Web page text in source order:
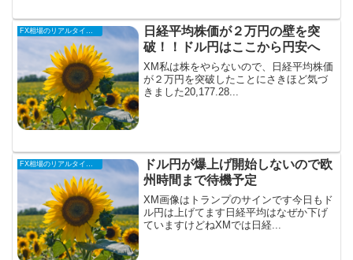
FX相場のリアルタイム情報
日経平均株価が２万円の壁を突
破！！ドル円はここから円安へ
XM私は株をやらないので、日経平均株価
が２万円を突破したことにさきほど気づ
きました20,177.28...
FX相場のリアルタイム情報
ドル円が爆上げ開始しないので欧
州時間まで待機予定
XM画像はトランプのサインです今日もド
ル円は上げてます日経平均はなぜか下げ
ていますけどねXMでは日経...